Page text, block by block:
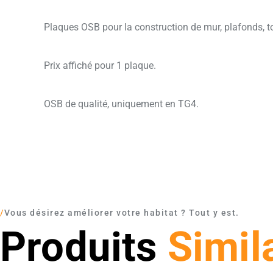
Plaques OSB pour la construction de mur, plafonds,
Prix affiché pour 1 plaque.
OSB de qualité, uniquement en TG4.
/Vous désirez améliorer votre habitat ? Tout y est.
Produits